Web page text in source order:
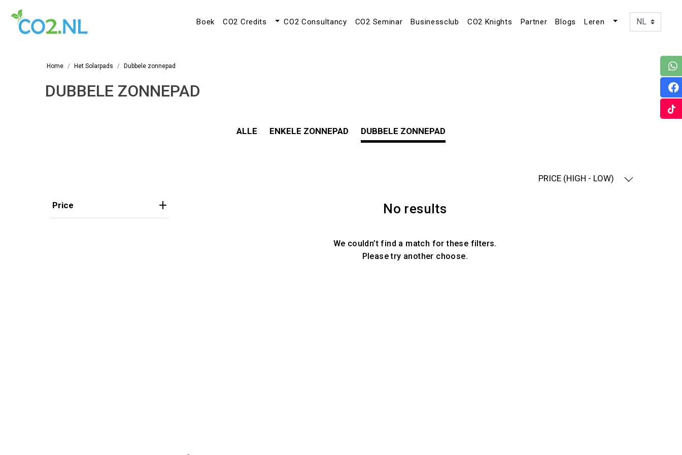
Boek CO2 Credits CO2 Consultancy CO2 Seminar Businessclub CO2 Knights Partner Blogs Leren
Home Het Solarpads Dubbele zonnepad
DUBBELE ZONNEPAD
ALLE ENKELE ZONNEPAD DUBBELE ZONNEPAD
PRICE (HIGH - LOW)
Price No results
We couldn’t find a match for these filters.
Please try another choose.